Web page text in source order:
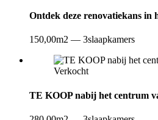
Ontdek deze renovatiekans in
150,00m2 — 3slaapkamers
Verkocht
TE KOOP nabij het centrum